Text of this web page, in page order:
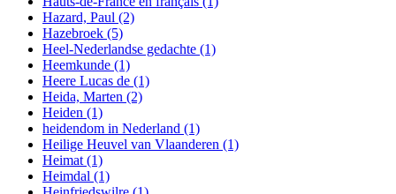
Hazard, Paul (2)
Hazebroek (5)
Heel-Nederlandse gedachte (1)
Heemkunde (1)
Heere Lucas de (1)
Heida, Marten (2)
Heiden (1)
heidendom in Nederland (1)
Heilige Heuvel van Vlaanderen (1)
Heimat (1)
Heimdal (1)